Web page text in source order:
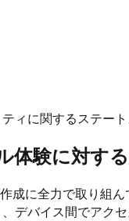
ィに関するステー
験に対する
成に全力で取り組
デバイス間でアク